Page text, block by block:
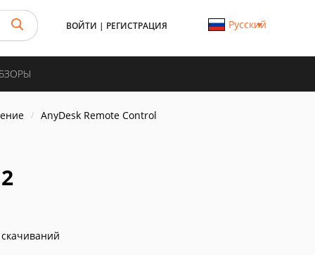
ВОЙТИ | РЕГИСТРАЦИЯ Русский
AnyDesk Remote Control